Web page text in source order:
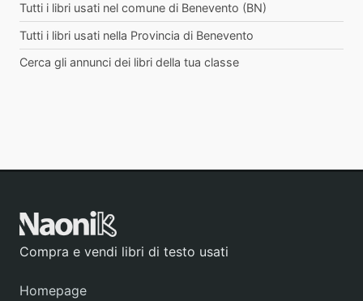
Tutti i libri usati nel comune di Benevento (BN)
Tutti i libri usati nella Provincia di Benevento
Cerca gli annunci dei libri della tua classe
Compra e vendi libri di testo usati
Homepage